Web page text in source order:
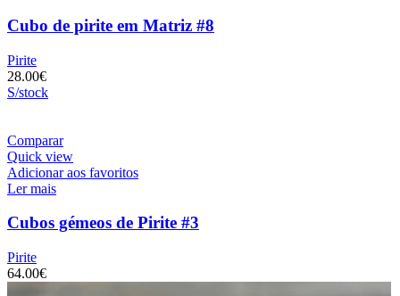
Cubo de pirite em Matriz #8
Pirite
28.00€
S/stock
Comparar
Quick view
Adicionar aos favoritos
Ler mais
Cubos gémeos de Pirite #3
Pirite
64.00€